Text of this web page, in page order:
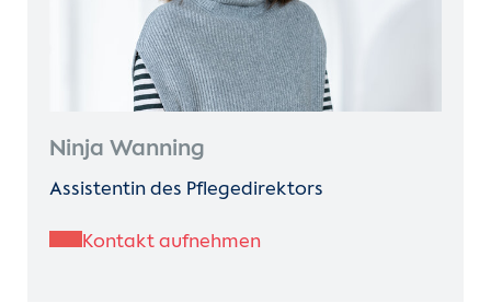
Ninja Wanning
Assistentin des Pflegedirektors
Kontakt aufnehmen